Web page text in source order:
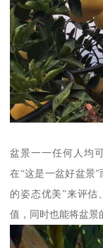
盆景一一任何人均
在“这是一盆好盆景
的姿态优美”来评估
值，同时也能将盆景